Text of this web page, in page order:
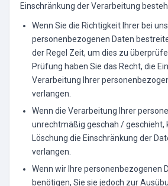
Einschränkung der Verarbeitung
Wenn Sie die Richtigkeit Ihrer bei
personenbezogenen Daten
der Regel Zeit, um dies zu
Prüfung haben Sie das Recht, die
Verarbeitung Ihrer
verlangen.
Wenn die Verarbeitung Ihrer
unrechtmäßig geschah / geschieht,
Löschung die Einschränkung der
verlangen.
Wenn wir Ihre personenbezogenen
benötigen, Sie sie jedoch zur